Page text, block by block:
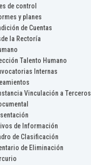
de control
y planes
de Cuentas
la Rectoría
Talento Humano
Internas
Vinculación a Terceros
de Información
de Clasificación
de Eliminación